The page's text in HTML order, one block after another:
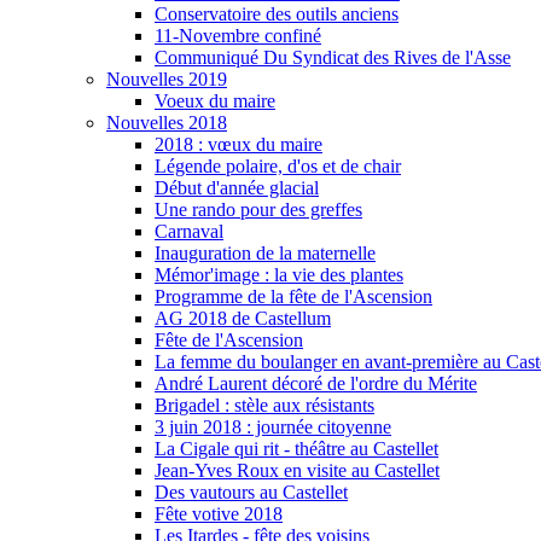
Conservatoire des outils anciens
11-Novembre confiné
Communiqué Du Syndicat des Rives de l'Asse
Nouvelles 2019
Voeux du maire
Nouvelles 2018
2018 : vœux du maire
Légende polaire, d'os et de chair
Début d'année glacial
Une rando pour des greffes
Carnaval
Inauguration de la maternelle
Mémor'image : la vie des plantes
Programme de la fête de l'Ascension
AG 2018 de Castellum
Fête de l'Ascension
La femme du boulanger en avant-première au
André Laurent décoré de l'ordre du Mérite
Brigadel : stèle aux résistants
3 juin 2018 : journée citoyenne
La Cigale qui rit - théâtre au Castellet
Jean-Yves Roux en visite au Castellet
Des vautours au Castellet
Fête votive 2018
Les Itardes - fête des voisins